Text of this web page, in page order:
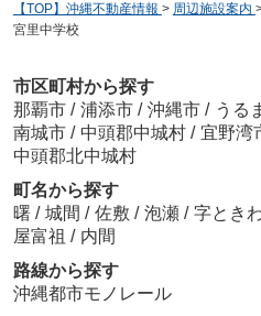
【TOP】沖縄不動産情報 > 周辺施設案内
宮里中学校
市区町村から探す
那覇市 / 浦添市 / 沖縄市 / うる
南城市 / 中頭郡中城村 / 宜野湾
中頭郡北中城村
町名から探す
曙 / 城間 / 佐敷 / 泡瀬 / 字とき
屋富祖 / 内間
路線から探す
沖縄都市モノレール